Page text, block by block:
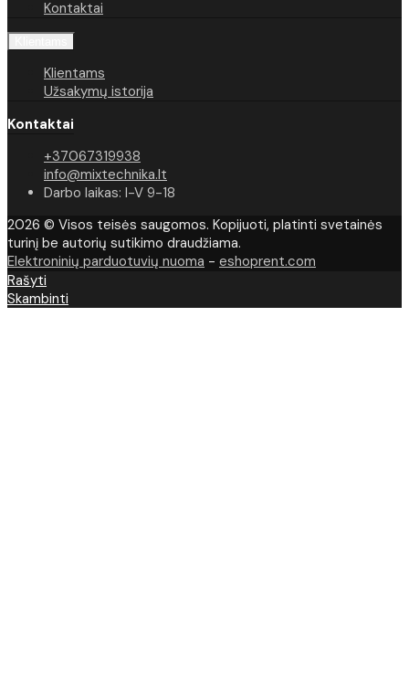
Kontaktai
Klientams
Užsakymų istorija
Kontaktai
+37067319938
info@mixtechnika.lt
Darbo laikas: I-V 9-18
2026 © Visos teisės saugomos. Kopijuoti, platinti svetainės
turinį be autorių sutikimo draudžiama.
Elektroninių parduotuvių nuoma - eshoprent.com
Rašyti
Skambinti